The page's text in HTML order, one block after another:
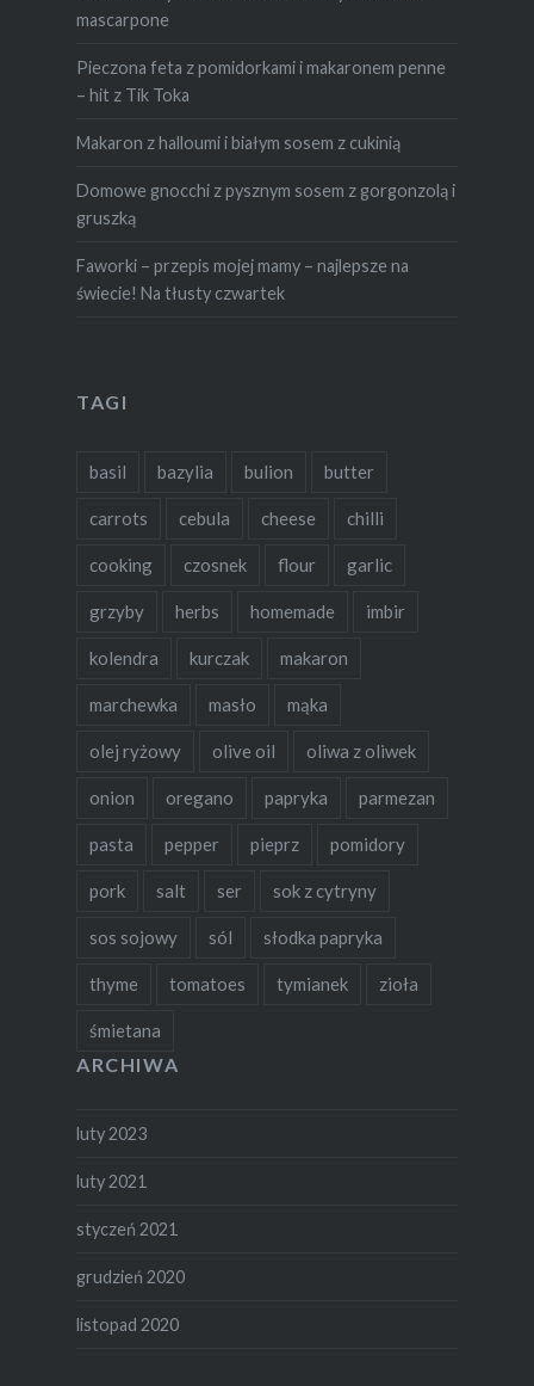
mascarpone
Pieczona feta z pomidorkami i makaronem penne
– hit z Tik Toka
Makaron z halloumi i białym sosem z cukinią
Domowe gnocchi z pysznym sosem z gorgonzolą i
gruszką
Faworki – przepis mojej mamy – najlepsze na
świecie! Na tłusty czwartek
TAGI
basil bazylia bulion butter
carrots cebula cheese chilli
cooking czosnek flour garlic
grzyby herbs homemade imbir
kolendra kurczak makaron
marchewka masło mąka
olej ryżowy olive oil oliwa z oliwek
onion oregano papryka parmezan
pasta pepper pieprz pomidory
pork salt ser sok z cytryny
sos sojowy sól słodka papryka
thyme tomatoes tymianek zioła
śmietana
ARCHIWA
luty 2023
luty 2021
styczeń 2021
grudzień 2020
listopad 2020